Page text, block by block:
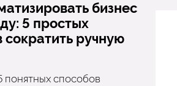
бизнес
5 простых
сократить ручную
понятных способов